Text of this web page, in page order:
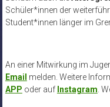
Schüler*innen der
Student*innen länger im
An einer Mitwirkung im
Email melden. Weitere
APP oder auf Instagram.